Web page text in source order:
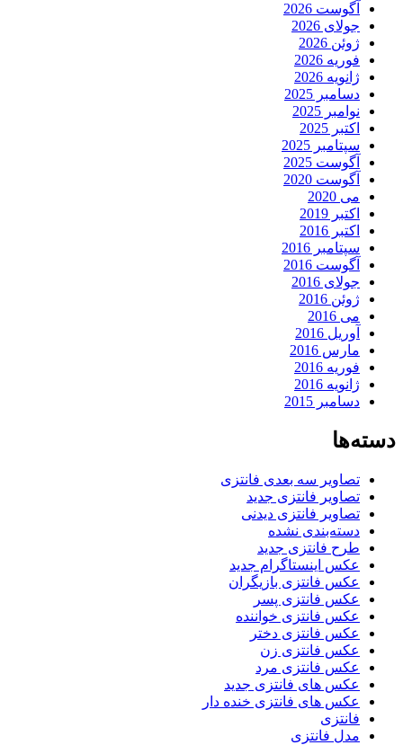
آگوست 2026
جولای 2026
ژوئن 2026
فوریه 2026
ژانویه 2026
دسامبر 2025
نوامبر 2025
اکتبر 2025
سپتامبر 2025
آگوست 2025
آگوست 2020
می 2020
اکتبر 2019
اکتبر 2016
سپتامبر 2016
آگوست 2016
جولای 2016
ژوئن 2016
می 2016
آوریل 2016
مارس 2016
فوریه 2016
ژانویه 2016
دسامبر 2015
دسته‌ها
تصاویر سه بعدی فانتزی
تصاویر فانتزی جدید
تصاویر فانتزی دیدنی
دسته‌بندی نشده
طرح فانتزی جدید
عکس اینستاگرام جدید
عکس فانتزی بازیگران
عکس فانتزی پسر
عکس فانتزی خواننده
عکس فانتزی دختر
عکس فانتزی زن
عکس فانتزی مرد
عکس های فانتزی جدید
عکس های فانتزی خنده دار
فانتزی
مدل فانتزی